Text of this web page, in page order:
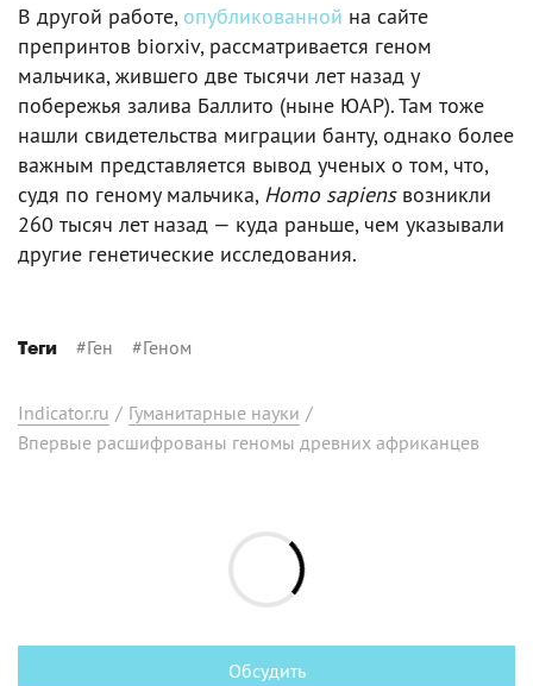
В другой работе, опубликованной на сайте
препринтов biorxiv, рассматривается геном
мальчика, жившего две тысячи лет назад у
побережья залива Баллито (ныне ЮАР). Там тоже
нашли свидетельства миграции банту, однако более
важным представляется вывод ученых о том, что,
судя по геному мальчика, Homo sapiensвозникли
260 тысяч лет назад — куда раньше, чем указывали
другие генетические исследования.
Теги #Ген #Геном
Indicator.ru / Гуманитарные науки /
Впервые расшифрованы геномы древних африканцев
Обсудить